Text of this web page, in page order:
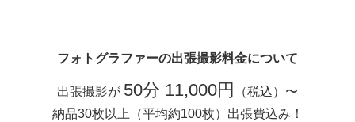
フォトグラファーの出張撮影料金について
出張撮影が 50分 11,000円
（税込）〜
納品30枚以上（平均約100枚）出張費込み！